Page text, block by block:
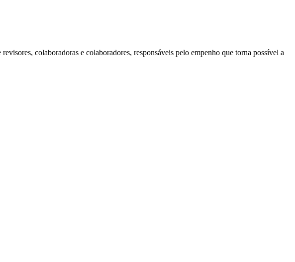
colaboradoras e colaboradores, responsáveis pelo empenho que torna possível a